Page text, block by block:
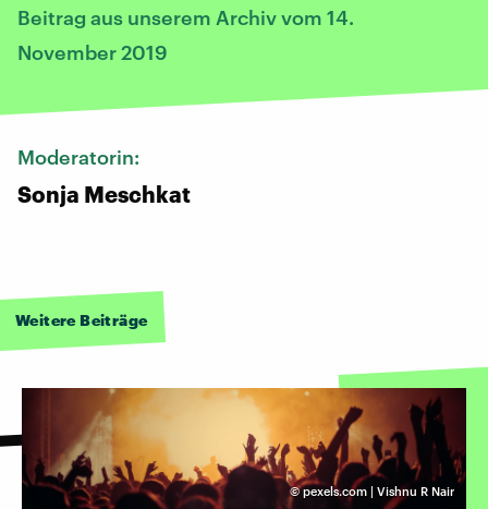
Beitrag aus unserem Archiv vom 14.
November 2019
Moderatorin:
Sonja Meschkat
Weitere Beiträge
©pexels.com | Vishnu R Nair